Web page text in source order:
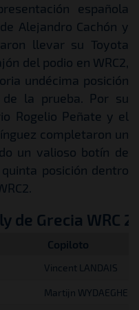
española
Alejandro Cachón y
llevar su Toyota
del podio en WRC2,
undécima posición
la prueba. Por su
Rogelio Peñate y el
completaron un
un valioso botín de
posición dentro
de Grecia WRC
Copiloto
Vincent LANDAIS
Martijn WYDAEGHE